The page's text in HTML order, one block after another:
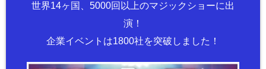
世界14ヶ国、5000回以上のマジックショーに出
演！
企業イベントは1800社を突破しました！